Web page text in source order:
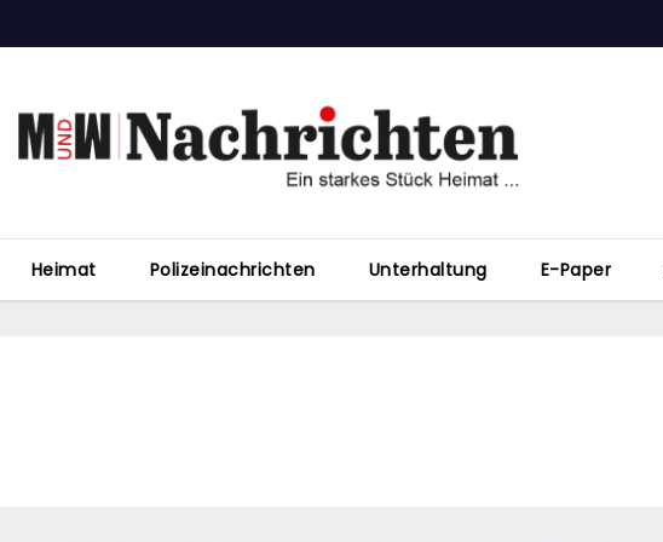
Heimat Polizeinachrichten Unterhaltung E-Paper